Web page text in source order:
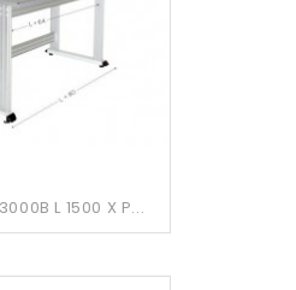
L 1500 X P...